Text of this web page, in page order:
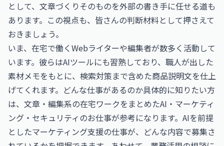
として、文章づくりそのものを外部の書き手に任せる道も
あります。この視点も、皆さんの判断材料として押さえて
おきましょう。
いま、在宅で働くWebライターや編集者が数多く活動して
います。彼らはAIツールにも習熟しており、職人が出した
素材メモをもとに、検索対策まで含めた商品説明文を仕上
げてくれます。どんな仕事があるのか具体的に知りたい方
は、文章・編集系の在宅ワークをまとめたAI・マーケティ
ング・セキュリティのお仕事が参考になります。AIを前提
としたマーケティング支援の仕事が、どんな内容で募集さ